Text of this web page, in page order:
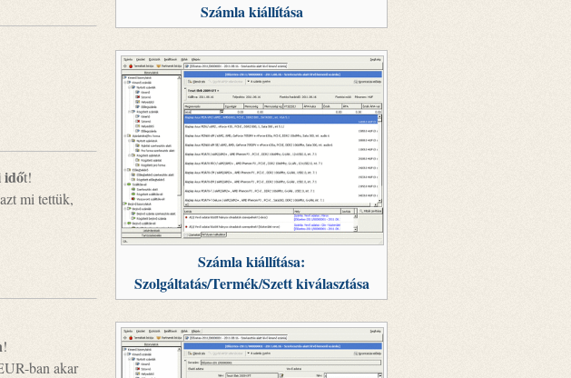
időt!
mi tettük,
!
ban akar
Számla kiállítása
Számla kiállítása:
Szolgáltatás/Termék/Szett kiválasztása